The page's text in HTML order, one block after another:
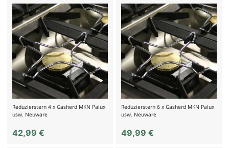
Reduzierstern 4 x Gasherd MKN Palux
usw. Neuware
42,99 €
Reduzierstern 6 x Gasherd MKN Palux
usw. Neuware
49,99€